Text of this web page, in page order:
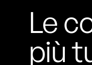
con più verde,
dal centro
appetibili. E
L’unica
Le
più